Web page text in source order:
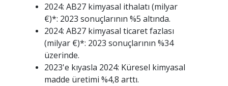
2024: AB27 kimyasal ithalatı (milyar
€)*: 2023 sonuçlarının %5 altında.
2024: AB27 kimyasal ticaret fazlası
(milyar €)*: 2023 sonuçlarının %34
üzerinde.
2023'e kıyasla 2024: Küresel kimyasal
madde üretimi %4,8 arttı.